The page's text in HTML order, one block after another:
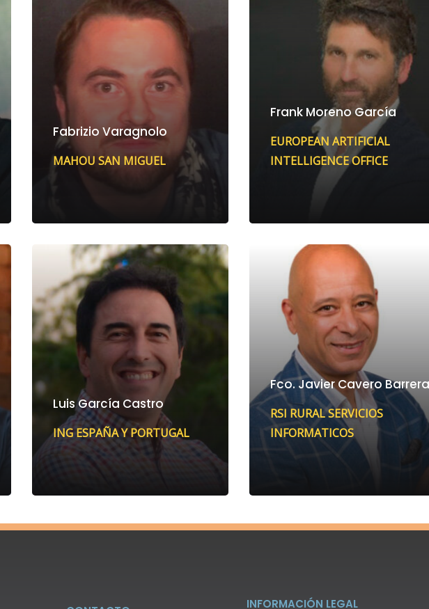
Fabrizio Varagnolo
MAHOU SAN MIGUEL
Frank Moreno García
EUROPEAN ARTIFICIAL
INTELLIGENCE OFFICE
Luis García Castro
ING ESPAÑA Y PORTUGAL
Fco. Javier Cavero Barrera
RSI RURAL SERVICIOS
INFORMATICOS
INFORMACIÓN LEGAL